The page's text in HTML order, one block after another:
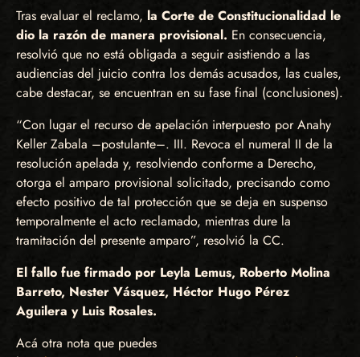
Tras evaluar el reclamo, la Corte de Constitucionalidad le
dio la razón de manera provisional. En consecuencia,
resolvió que no está obligada a seguir asistiendo a las
audiencias del juicio contra los demás acusados, las cuales,
cabe destacar, se encuentran en su fase final (conclusiones).
“Con lugar el recurso de apelación interpuesto por Anahy
Keller Zabala –postulante–. III. Revoca el numeral II de la
resolución apelada y, resolviendo conforme a Derecho,
otorga el amparo provisional solicitado, precisando como
efecto positivo de tal protección que se deja en suspenso
temporalmente el acto reclamado, mientras dure la
tramitación del presente amparo”, resolvió la CC.
El fallo fue firmado por Leyla Lemus, Roberto Molina
Barreto, Nester Vásquez, Héctor Hugo Pérez
Aguilera y Luis Rosales.
Acá otra nota que puedes